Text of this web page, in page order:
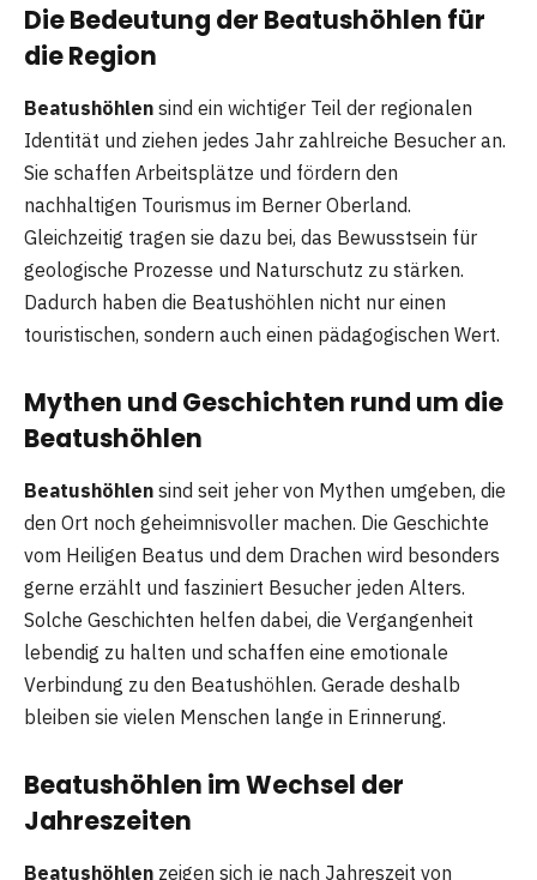
Die Bedeutung der Beatushöhlen für
die Region
Beatushöhlen sind ein wichtiger Teil der regionalen
Identität und ziehen jedes Jahr zahlreiche Besucher an.
Sie schaffen Arbeitsplätze und fördern den
nachhaltigen Tourismus im Berner Oberland.
Gleichzeitig tragen sie dazu bei, das Bewusstsein für
geologische Prozesse und Naturschutz zu stärken.
Dadurch haben die Beatushöhlen nicht nur einen
touristischen, sondern auch einen pädagogischen Wert.
Mythen und Geschichten rund um die
Beatushöhlen
Beatushöhlen sind seit jeher von Mythen umgeben, die
den Ort noch geheimnisvoller machen. Die Geschichte
vom Heiligen Beatus und dem Drachen wird besonders
gerne erzählt und fasziniert Besucher jeden Alters.
Solche Geschichten helfen dabei, die Vergangenheit
lebendig zu halten und schaffen eine emotionale
Verbindung zu den Beatushöhlen. Gerade deshalb
bleiben sie vielen Menschen lange in Erinnerung.
Beatushöhlen im Wechsel der
Jahreszeiten
Beatushöhlen zeigen sich je nach Jahreszeit von